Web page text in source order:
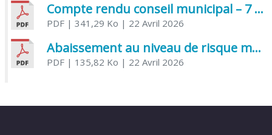
Compte rendu conseil municipal – 7 avril 2026
PDF| 341,29 Ko | 22 Avril 2026
Abaissement au niveau de risque modéré de l’Influenza aviaire
PDF| 135,82 Ko | 22 Avril 2026